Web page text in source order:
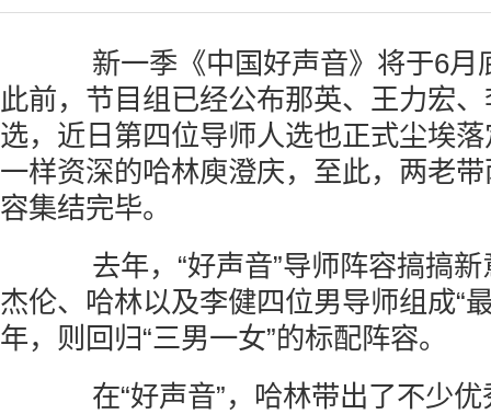
新一季《中国好声音》将于6月
此前，节目组已经公布那英、王力宏
选，近日第四位导师人选也正式尘埃
一样资深的哈林庾澄庆，至此，两老
容集结完毕。
去年，“好声音”导师阵容搞搞新
杰伦、哈林以及李健四位男导师组成“
年，则回归“三男一女”的标配阵容。
在“好声音”，哈林带出了不少优